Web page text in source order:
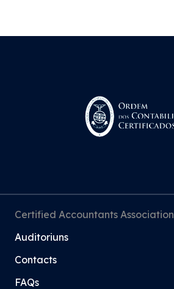
Certified Accountants Association
Auditoriuns
Contacts
FAQs